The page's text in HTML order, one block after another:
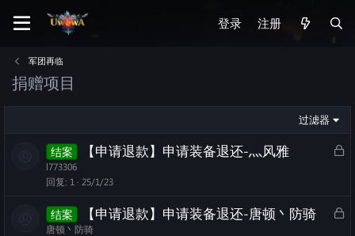
登录 注册
军团再临
捐赠项目
过滤器
L
e
结案 【申请退款】申请装备退还-灬风雅
l773306
回复 1 25/1/23
L
结案 【申请退款】申请装备退还-唐顿丶防骑
唐顿丶防骑